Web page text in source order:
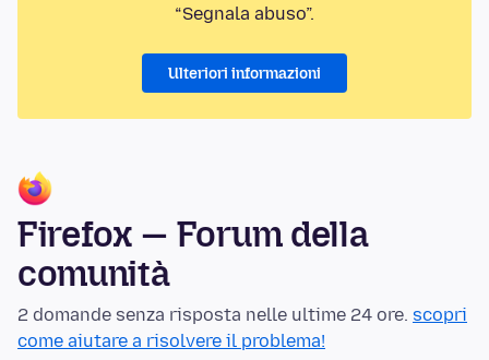
“Segnala abuso”.
Ulteriori informazioni
Firefox — Forum della
comunità
2 domande senza risposta nelle ultime 24 ore. scopri
come aiutare a risolvere il problema!